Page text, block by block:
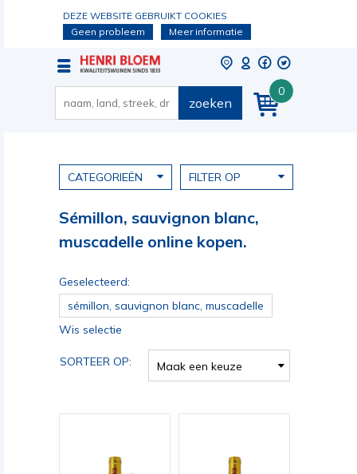
DEZE WEBSITE GEBRUIKT COOKIES
Geen probleem
Meer informatie
0
zoeken
CATEGORIEËN FILTER OP
Sémillon, sauvignon blanc,
muscadelle online kopen.
Geselecteerd:
sémillon, sauvignon blanc, muscadelle
Wis selectie
SORTEER OP: Maak een keuze